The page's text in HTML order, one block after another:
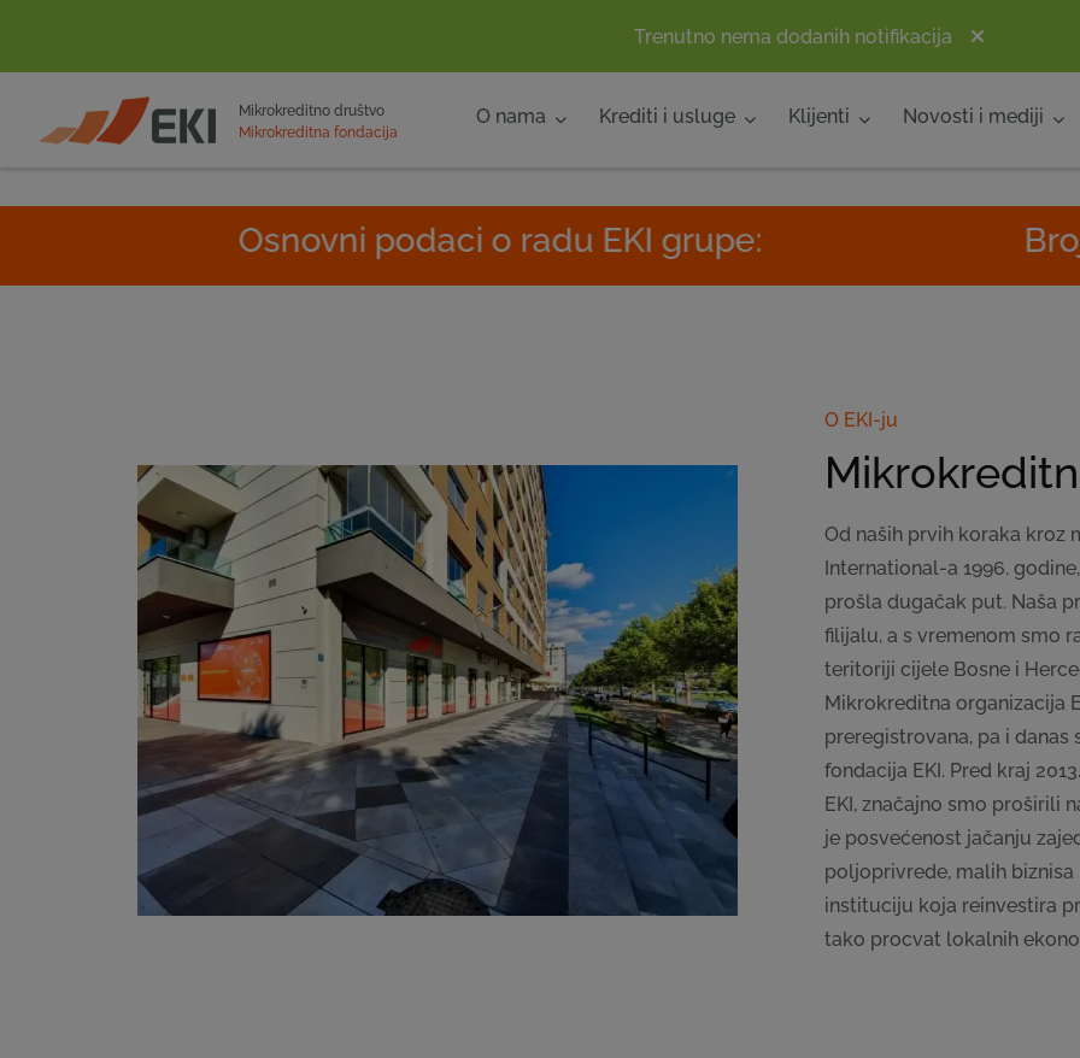
Trenutno nema dodanih notifikacija
POČETNA
Mikrokreditno društvo
Mikrokreditna fondacija
O nama Krediti i usluge Klijenti Novosti i mediji
Osnovni podaci o radu EKI grupe: Broj
O EKI-ju
Od naših prvih koraka kroz
International-a 1996.
prošla dugačak put. Naša
filijalu, a s vremenom smo
teritoriji cijele Bosne i
Mikrokreditna organizacija
preregistrovana, pa i
fondacija EKI. Pred kraj
EKI, značajno smo proširili
je posvećenost jačanju
poljoprivrede, malih
instituciju koja reinvestira
tako procvat lokalnih